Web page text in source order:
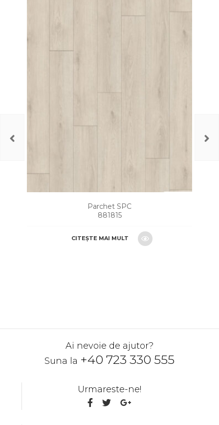
Parchet SPC
881815
CITEȘTE MAI MULT
Ai nevoie de ajutor?
Suna la +40 723 330 555
Urmareste-ne!